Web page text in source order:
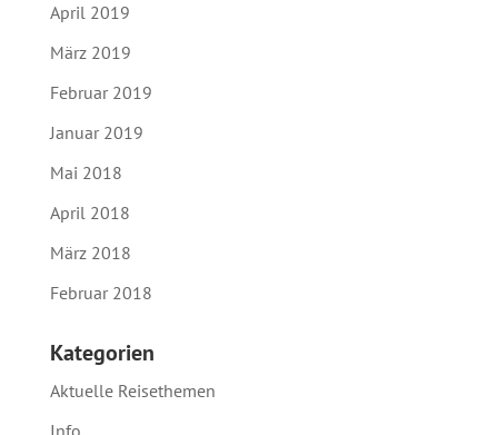
April 2019
März 2019
Februar 2019
Januar 2019
Mai 2018
April 2018
März 2018
Februar 2018
Kategorien
Aktuelle Reisethemen
Info